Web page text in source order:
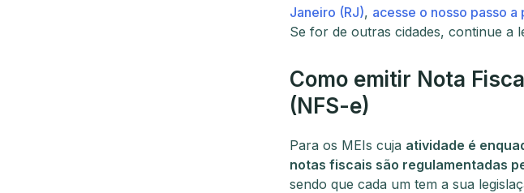
Janeiro (RJ), acesse o nosso passo
Se for de outras cidades, continue a
Como emitir Nota
(NFS-e)
Para os MEIs cuja atividade é
notas fiscais são regulamentadas
sendo que cada um tem a sua